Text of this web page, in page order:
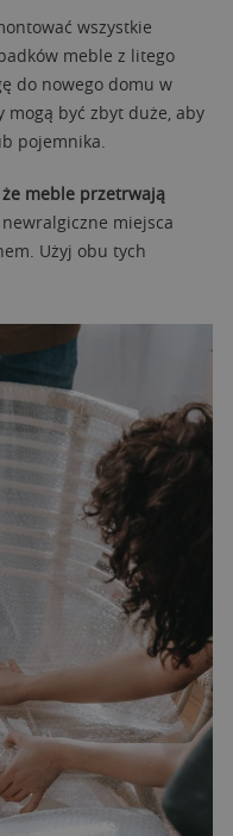
wszystkie
meble z litego
do nowego domu w
mogą być zbyt duże, aby
pojemnika.
meble przetrwają
miejsca
Użyj obu tych